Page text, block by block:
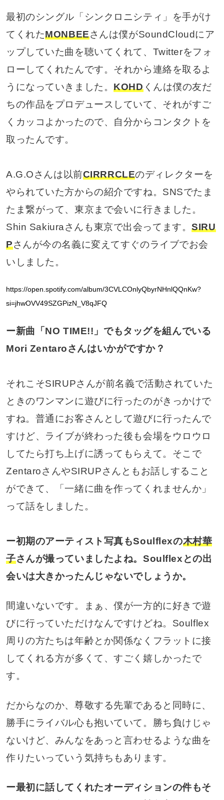
最初のシングル「シンクロニシティ」を手がけ
てくれたMONBEEさんは僕がSoundCloudにア
ップしていた曲を聴いてくれて、Twitterをフォ
ローしてくれたんです。それから連絡を取るよ
うになっていきました。KOHDくんは僕の友だ
ちの作品をプロデュースしていて、それがすご
くカッコよかったので、自分からコンタクトを
取ったんです。
A.G.Oさんは以前CIRRRCLEのディレクターを
やられていた方からの紹介ですね。SNSでたま
たま繋がって、東京まで会いに行きました。
Shin Sakiuraさんも東京で出会ってます。SIRU
Pさんが今の名義に変えてすぐのライブでお会
いしました。
https://open.spotify.com/album/3CVLCOnlyQbyrNHnlQQnKw?
si=jhwOVV49SZGPizN_V8qJFQ
ー新曲「NO TIME!!」でもタッグを組んでいる
Mori Zentaroさんはいかがですか？
それこそSIRUPさんが前名義で活動されていた
ときのワンマンに遊びに行ったのがきっかけで
すね。普通にお客さんとして遊びに行ったんで
すけど、ライブが終わった後も会場をウロウロ
してたら打ち上げに誘ってもらえて。そこで
ZentaroさんやSIRUPさんともお話しすること
ができて、「一緒に曲を作ってくれませんか」
って話をしました。
ー初期のアーティスト写真もSoulflexの木村華
子さんが撮っていましたよね。Soulflexとの出
会いは大きかったんじゃないでしょうか。
間違いないです。まぁ、僕が一方的に好きで遊
びに行っていただけなんですけどね。Soulflex
周りの方たちは年齢とか関係なくフラットに接
してくれる方が多くて、すごく嬉しかったで
す。
だからなのか、尊敬する先輩であると同時に、
勝手にライバル心も抱いていて。勝ち負けじゃ
ないけど、みんなをあっと言わせるような曲を
作りたいっていう気持ちもあります。
ー最初に話してくれたオーディションの件もそ